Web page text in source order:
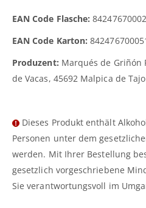
EAN Code Flasche:
EAN Code Karton:
Produzent: Marqués de Griñón
de Vacas, 45692 Malpica de
Dieses Produkt enthält
Personen unter dem
werden. Mit Ihrer Bestellung
gesetzlich vorgeschriebene
Sie verantwortungsvoll im